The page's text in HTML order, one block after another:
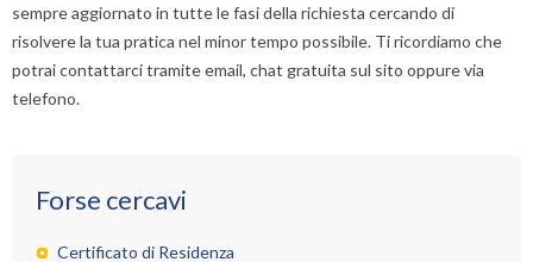
sempre aggiornato in tutte le fasi della richiesta cercando di
risolvere la tua pratica nel minor tempo possibile. Ti ricordiamo che
potrai contattarci tramite email, chat gratuita sul sito oppure via
telefono.
Forse cercavi
Certificato di Residenza